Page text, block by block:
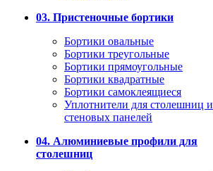
03. Пристеночные бортики
Бортики овальные
Бортики треугольные
Бортики прямоугольные
Бортики квадратные
Бортики самоклеящиеся
Уплотнители для столешниц и
стеновых панелей
04. Алюминиевые профили для
столешниц